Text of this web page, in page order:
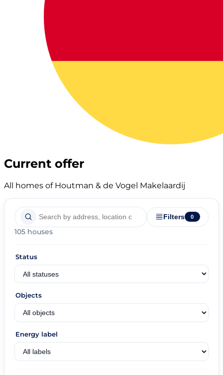
Current offer
All homes of Houtman & de Vogel Makelaardij
Filters 0
105 houses
Status
Objects
Energy label